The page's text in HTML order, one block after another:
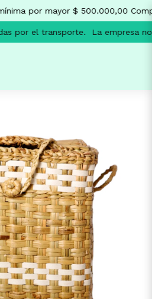
por mayor $ 500.000,00
por el transporte. La empresa